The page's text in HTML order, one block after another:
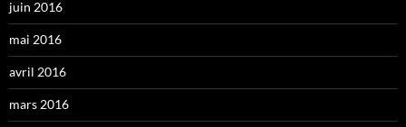
juin 2016
mai 2016
avril 2016
mars 2016